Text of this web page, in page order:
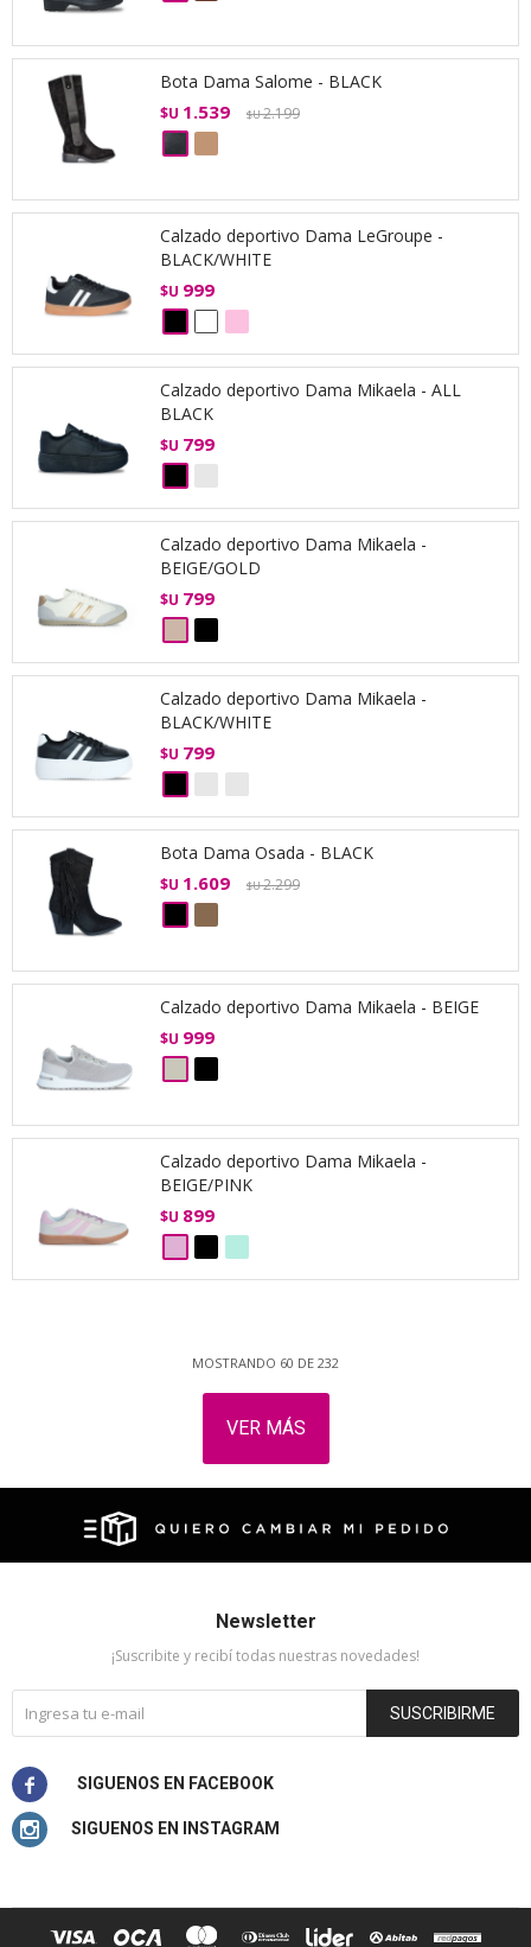
Bota Dama Salome - BLACK
$U 1.539 $U2.199
Calzado deportivo Dama LeGroupe -
BLACK/WHITE
$U 999
Calzado deportivo Dama Mikaela - ALL
BLACK
$U 799
Calzado deportivo Dama Mikaela -
BEIGE/GOLD
$U 799
Calzado deportivo Dama Mikaela -
BLACK/WHITE
$U 799
Bota Dama Osada - BLACK
$U 1.609 $U2.299
Calzado deportivo Dama Mikaela - BEIGE
$U 999
Calzado deportivo Dama Mikaela -
BEIGE/PINK
$U 899
MOSTRANDO 60 DE 232
VER MÁS
Newsletter
¡Suscribite y recibí todas nuestras novedades!
SUSCRIBIRME

